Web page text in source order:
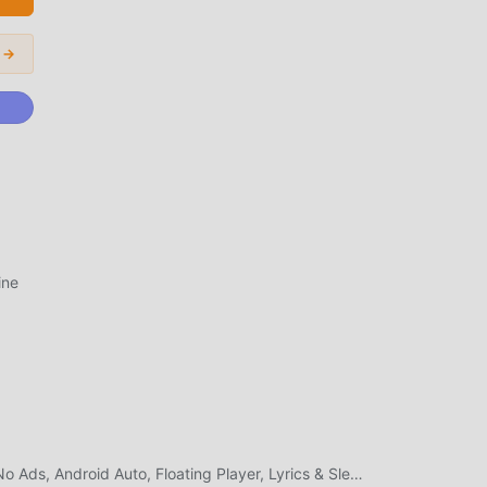
→
Premium Unlocked, No Ads, Android Auto, Floating Player, Lyrics & Sleep Timer